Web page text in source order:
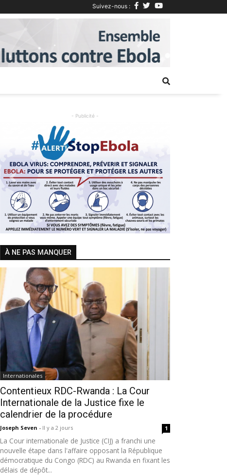
Suivez-nous :
Next
- Publicité -
Previous Next
À NE PAS MANQUER
Internationales
Contentieux RDC-Rwanda : La Cour
Internationale de la Justice fixe le
calendrier de la procédure
Joseph Seven - Il y a 2 jours 1
La Cour internationale de Justice (CIJ) a franchi une
nouvelle étape dans l'affaire opposant la République
démocratique du Congo (RDC) au Rwanda en fixant les
délais de dépôt...